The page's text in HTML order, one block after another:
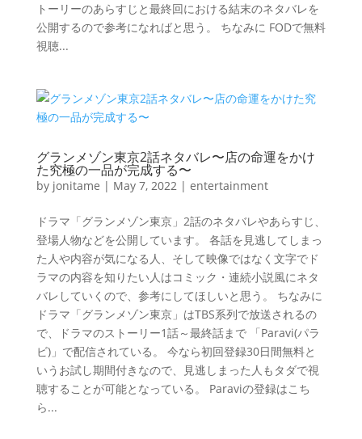
トーリーのあらすじと最終回における結末のネタバレを
公開するので参考になればと思う。 ちなみに FODで無料
視聴...
グランメゾン東京2話ネタバレ〜店の命運をかけ
た究極の一品が完成する〜
by jonitame | May 7, 2022| entertainment
ドラマ「グランメゾン東京」2話のネタバレやあらすじ、
登場人物などを公開しています。 各話を見逃してしまっ
た人や内容が気になる人、そして映像ではなく文字でド
ラマの内容を知りたい人はコミック・連続小説風にネタ
バレしていくので、参考にしてほしいと思う。 ちなみに
ドラマ「グランメゾン東京」はTBS系列で放送されるの
で、ドラマのストーリー1話～最終話まで 「Paravi(パラ
ビ)」で配信されている。 今なら初回登録30日間無料と
いうお試し期間付きなので、見逃しまった人もタダで視
聴することが可能となっている。 Paraviの登録はこち
ら...